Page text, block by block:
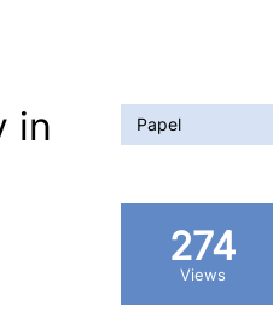
in
Papel
274
Views